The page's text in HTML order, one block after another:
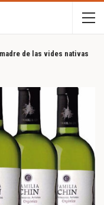
de las vides nativas